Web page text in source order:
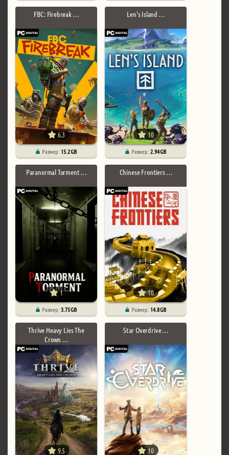
FBC: Firebreak …
6.3
Размер: 15.2 GB
Len's Island …
10
Размер:2.94 GB
Paranormal Torment …
1
Размер:3.75 GB
Chinese Frontiers …
10
Размер: 14.8 GB
Thrive Heavy Lies The
Crown …
9.5
Star Overdrive …
10